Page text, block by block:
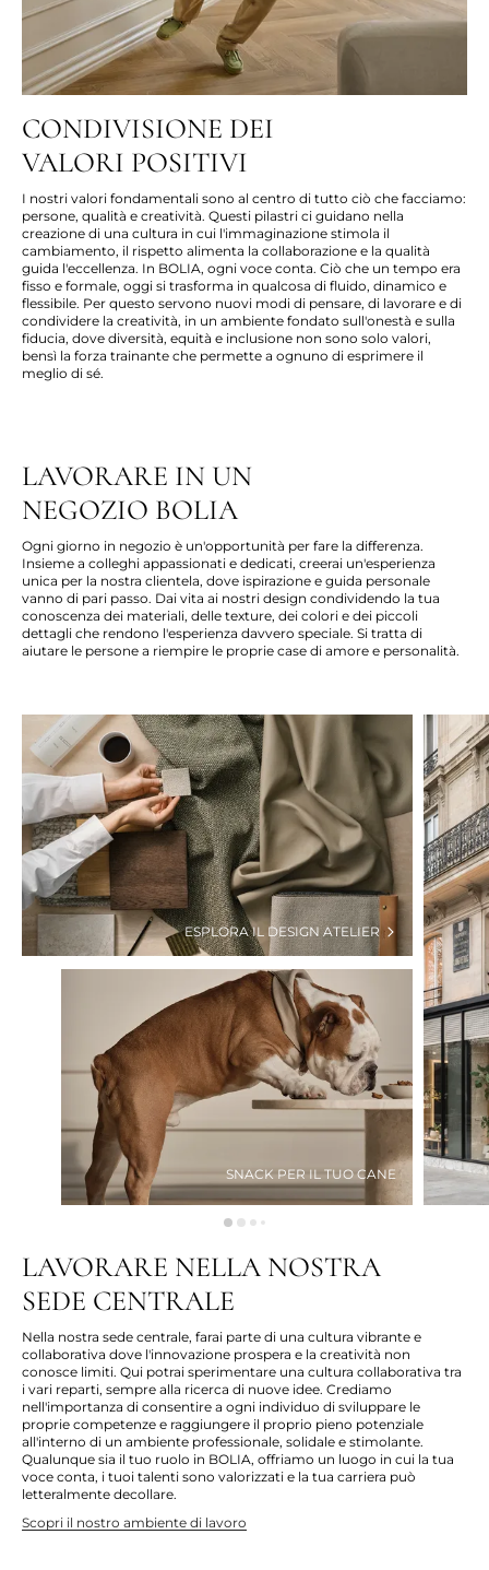
CONDIVISIONE DEI
VALORI POSITIVI
I nostri valori fondamentali sono al centro di tutto ciò che facciamo:
persone, qualità e creatività. Questi pilastri ci guidano nella
creazione di una cultura in cui l'immaginazione stimola il
cambiamento, il rispetto alimenta la collaborazione e la qualità
guida l'eccellenza. In BOLIA, ogni voce conta. Ciò che un tempo era
fisso e formale, oggi si trasforma in qualcosa di fluido, dinamico e
flessibile. Per questo servono nuovi modi di pensare, di lavorare e di
condividere la creatività, in un ambiente fondato sull'onestà e sulla
fiducia, dove diversità, equità e inclusione non sono solo valori,
bensì la forza trainante che permette a ognuno di esprimere il
meglio di sé.
LAVORARE IN UN
NEGOZIO BOLIA
Ogni giorno in negozio è un'opportunità per fare la differenza.
Insieme a colleghi appassionati e dedicati, creerai un'esperienza
unica per la nostra clientela, dove ispirazione e guida personale
vanno di pari passo. Dai vita ai nostri design condividendo la tua
conoscenza dei materiali, delle texture, dei colori e dei piccoli
dettagli che rendono l'esperienza davvero speciale. Si tratta di
aiutare le persone a riempire le proprie case di amore e personalità.
ESPLORA IL DESIGN ATELIER
SNACK PER IL TUO CANE
LAVORARE NELLA NOSTRA
SEDE CENTRALE
Nella nostra sede centrale, farai parte di una cultura vibrante e
collaborativa dove l'innovazione prospera e la creatività non
conosce limiti. Qui potrai sperimentare una cultura collaborativa tra
i vari reparti, sempre alla ricerca di nuove idee. Crediamo
nell'importanza di consentire a ogni individuo di sviluppare le
proprie competenze e raggiungere il proprio pieno potenziale
all'interno di un ambiente professionale, solidale e stimolante.
Qualunque sia il tuo ruolo in BOLIA, offriamo un luogo in cui la tua
voce conta, i tuoi talenti sono valorizzati e la tua carriera può
letteralmente decollare.
Scopri il nostro ambiente di lavoro